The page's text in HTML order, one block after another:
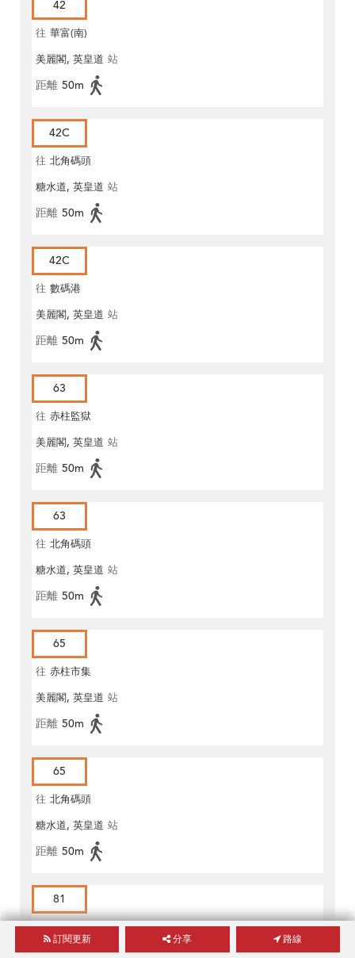
42
往 華富(南)
美麗閣, 英皇道 站
距離 50m
42C
往 北角碼頭
糖水道, 英皇道 站
距離 50m
42C
往 數碼港
美麗閣, 英皇道 站
距離 50m
63
往 赤柱監獄
美麗閣, 英皇道 站
距離 50m
63
往 北角碼頭
糖水道, 英皇道 站
距離 50m
65
往 赤柱市集
美麗閣, 英皇道 站
距離 50m
65
往 北角碼頭
糖水道, 英皇道 站
距離 50m
81
往 勵德邨
美麗閣, 英皇道 站
訂閱更新 分享 路線